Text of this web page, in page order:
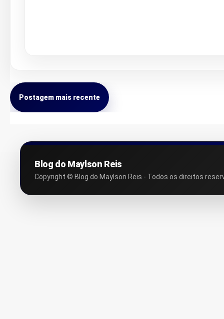
Postagem mais recente
Blog do Maylson Reis
Copyright © Blog do Maylson Reis - Todos os direitos